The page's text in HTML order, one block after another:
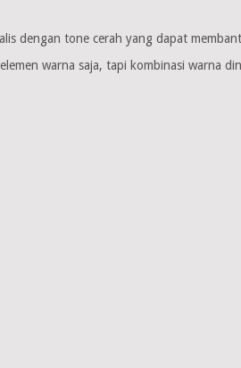
dengan tone cerah yang dapat
warna saja, tapi kombinasi warna